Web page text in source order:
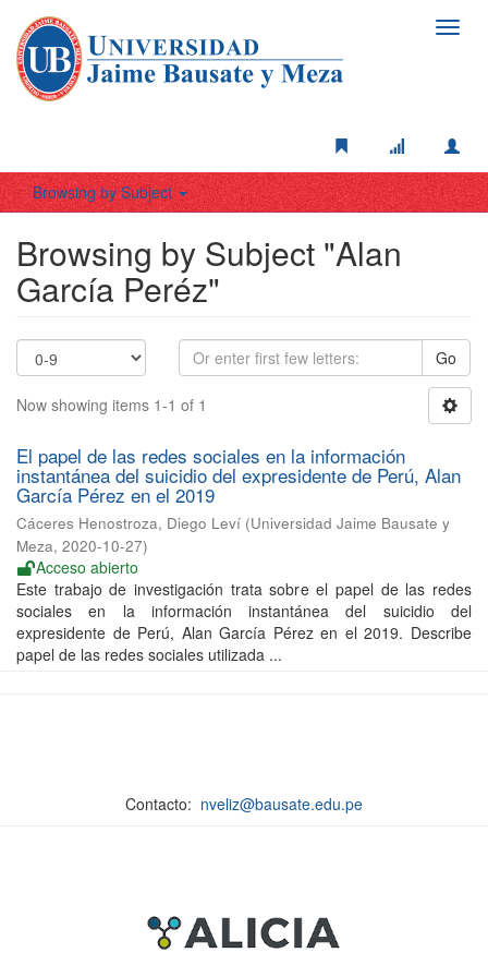
Browsing by Subject
Browsing by Subject "Alan
García Peréz"
Go
Now showing items 1-1 of 1
El papel de las redes sociales en la información
instantánea del suicidio del expresidente de Perú, Alan
García Pérez en el 2019
Cáceres Henostroza, Diego Leví (Universidad Jaime Bausate y
Meza, 2020-10-27)
Acceso abierto
Este trabajo de investigación trata sobre el papel de las redes
sociales en la información instantánea del suicidio del
expresidente de Perú, Alan García Pérez en el 2019. Describe
papel de las redes sociales utilizada ...
Contacto: nveliz@bausate.edu.pe